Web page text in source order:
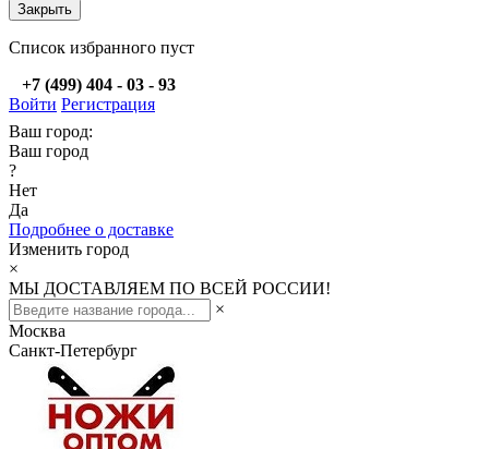
Закрыть
Список избранного пуст
+7 (499) 404 - 03 - 93
Войти Регистрация
Ваш город:
Ваш город
?
Нет
Да
Подробнее о доставке
Изменить город
×
МЫ ДОСТАВЛЯЕМ ПО ВСЕЙ РОССИИ!
×
Москва
Санкт-Петербург